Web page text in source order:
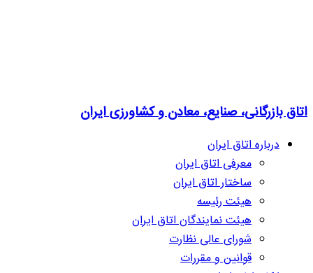
اتاق بازرگانی، صنایع، معادن و کشاورزی ایران
درباره اتاق ایران
معرفی اتاق ایران
ساختار اتاق ایران
هیئت رئیسه
هیئت نمایندگان اتاق ایران
شورای عالی نظارت
قوانین و مقررات